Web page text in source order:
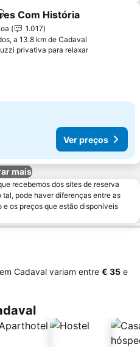
aos favoritos
Com História
1.017
a 13.8 km de Cadaval
privativa para relaxar
Ver preços
mais
recebemos dos sites de reserva
tal, pode haver diferenças entre as
os preços que estão disponíveis
Cadaval variam entre ‎€ 35 e